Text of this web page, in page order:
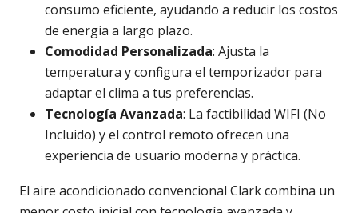
consumo eficiente, ayudando a reducir los costos
de energía a largo plazo.
Comodidad Personalizada: Ajusta la
temperatura y configura el temporizador para
adaptar el clima a tus preferencias.
Tecnología Avanzada: La factibilidad WIFI (No
Incluido) y el control remoto ofrecen una
experiencia de usuario moderna y práctica.
El aire acondicionado convencional Clark combina un